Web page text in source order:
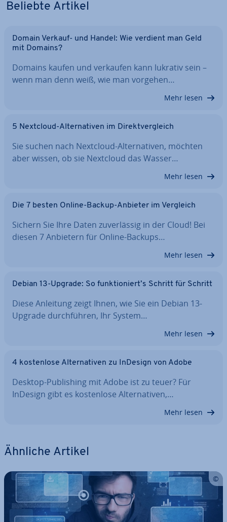
Beliebte Artikel
Domain Verkauf- und Handel: Wie verdient man Geld
mit Domains?
Domains kaufen und verkaufen kann lukrativ sein –
wenn man denn weiß, wie man vorgehen…
Mehr lesen
5 Nextcloud-Al­ter­na­ti­ven im Di­rekt­ver­gleich
Sie suchen nach Nextcloud-Al­ter­na­ti­ven, möchten
aber wissen, ob sie Nextcloud das Wasser…
Mehr lesen
Die 7 besten Online-Backup-Anbieter im Vergleich
Sichern Sie Ihre Daten zu­ver­läs­sig in der Cloud! Bei
diesen 7 Anbietern für Online-Backups…
Mehr lesen
Debian 13-Upgrade: So funk­tio­niert’s Schritt für Schritt
Diese Anleitung zeigt Ihnen, wie Sie ein Debian 13-
Upgrade durch­füh­ren, Ihr System…
Mehr lesen
4 kos­ten­lo­se Al­ter­na­ti­ven zu InDesign von Adobe
Desktop-Pu­bli­shing mit Adobe ist zu teuer? Für
InDesign gibt es kos­ten­lo­se Al­ter­na­ti­ven,…
Mehr lesen
Ähnliche Artikel